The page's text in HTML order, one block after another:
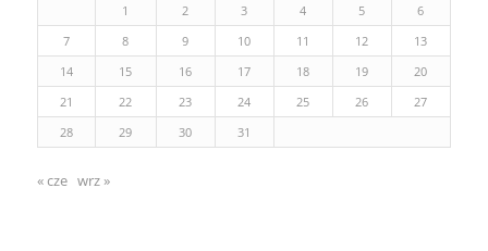
1
2 3 4 5
6
7
8 9 10 11 12
13
14
15 16 17 18 19
20
21
22 23 24 25 26
27
28
29 30 31
« cze wrz »